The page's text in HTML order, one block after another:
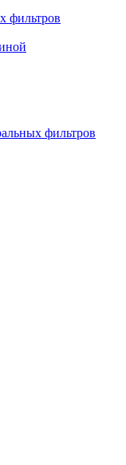
фильтров
фильтров